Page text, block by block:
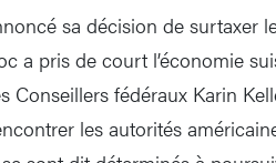
sa décision de surtaxer
a pris de court l’économie
Conseillers fédéraux Karin
les autorités